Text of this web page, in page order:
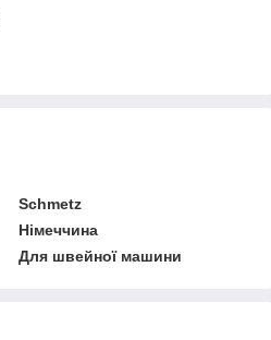
Schmetz
Німеччина
Для швейної машини